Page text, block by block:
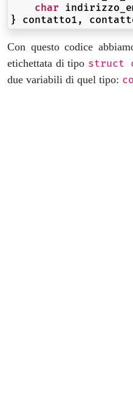
char
}
contatto1 ,
Con questo codice
etichettata di tipo struct
due variabili di quel tipo: